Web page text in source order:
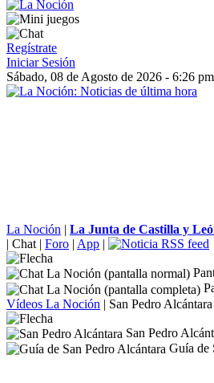
Regístrate
Iniciar Sesión
Sábado, 08 de Agosto de 2026 - 6:26 pm
La Noción | La Junta de Castilla y
| Chat | Foro | App |
Vídeos La Noción | San Pedro Alcántara
San Pedro
Guía de